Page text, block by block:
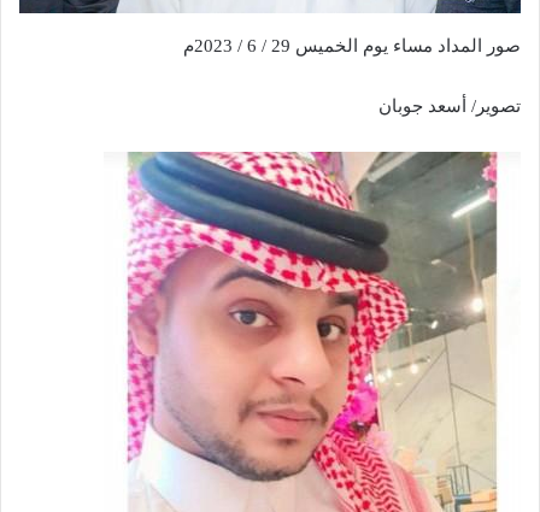
صور المداد مساء يوم الخميس 29 / 6 / 2023م
تصوير/ أسعد جوبان